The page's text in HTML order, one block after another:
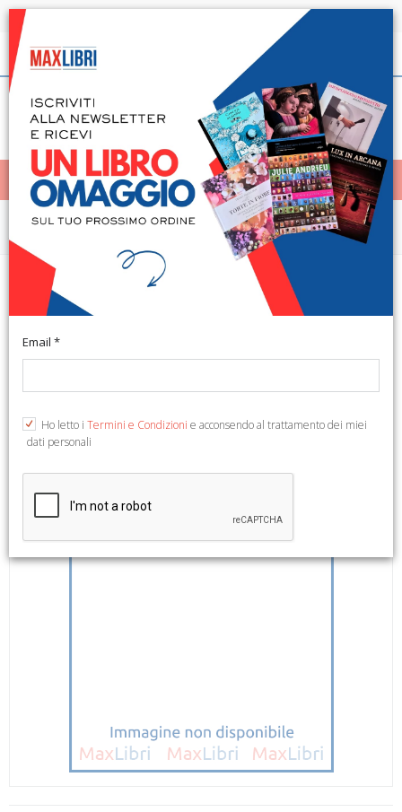
Spedizione in 24h per tutti i libri disponibili
Italiano
< Home
MENÙ
Francesco Guerrieri volume
primo 1960-1980
Vigne Nuove, 1994; br., pp. 136, ill. col., cm 21x29,5.
Email *
Ho letto i Termini e Condizioni e acconsendo al trattamento dei miei
dati personali